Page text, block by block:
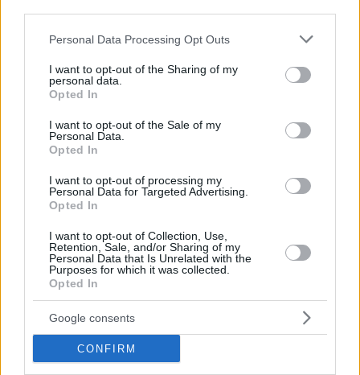
Please note that this website/app uses one or more Google
not limited to your visit or usage behaviour. You may click to
grant or deny consent to Google and its third-party tags to
use your data for below specified purposes in below Google
consent section.
Personal Data Processing Opt Outs
I want to opt-out of the Sharing of my
personal data.
Opted In
I want to opt-out of the Sale of my
Personal Data.
Opted In
I want to opt-out of processing my
Personal Data for Targeted Advertising.
Opted In
I want to opt-out of Collection, Use,
Retention, Sale, and/or Sharing of my
Personal Data that Is Unrelated with the
Purposes for which it was collected.
Opted In
Google consents
CONFIRM
crisi economica in ungheria
economia ungherese # governo ungherese shopping
Leave a Reply
*
*
Website
Add Comment *